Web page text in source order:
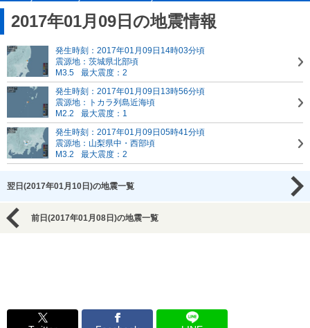
2017年01月09日の地震情報
発生時刻：2017年01月09日14時03分頃
震源地：茨城県北部頃
M3.5
最大震度：2
発生時刻：2017年01月09日13時56分頃
震源地：トカラ列島近海頃
M2.2
最大震度：1
発生時刻：2017年01月09日05時41分頃
震源地：山梨県中・西部頃
M3.2
最大震度：2
翌日(2017年01月10日)の地震一覧
前日(2017年01月08日)の地震一覧